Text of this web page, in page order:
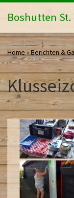
Ga naar inhoud
Boshutten
Home»Berichten &